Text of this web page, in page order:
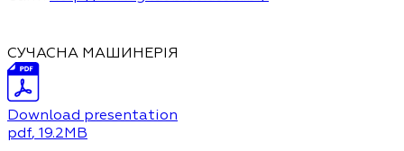
СУЧАСНА МАШИНЕРІЯ
Download presentation
pdf, 19.2MB